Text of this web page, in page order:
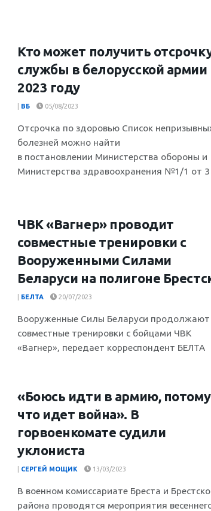
Кто может получить
службы в белорусской армии
2023 году
ВБ 05/08/2023
Отсрочка по здоровью Список
болезней можно найти
в постановлении Министерства обороны и
Министерства здравоохранения №1/1 от 3
ЧВК «Вагнер» проводит
совместные тренировки с
Вооруженными Силами
Беларуси на полигоне
БЕЛТА 20/07/2023
Вооруженные Силы Беларуси продолжают
совместные тренировки с бойцами ЧВК
«Вагнер», передает корреспондент БЕЛТА
«Боюсь идти в армию, потому
что идет война». В
горвоенкомате судили
уклониста
СЕРГЕЙ МОЩИК 13/03/2023
В военном комиссариате Бреста и
района проводятся мероприятия